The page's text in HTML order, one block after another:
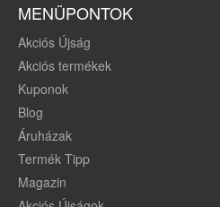
MENÜPONTOK
Akciós Újság
Akciós termékek
Kuponok
Blog
Áruházak
Termék Tipp
Magazin